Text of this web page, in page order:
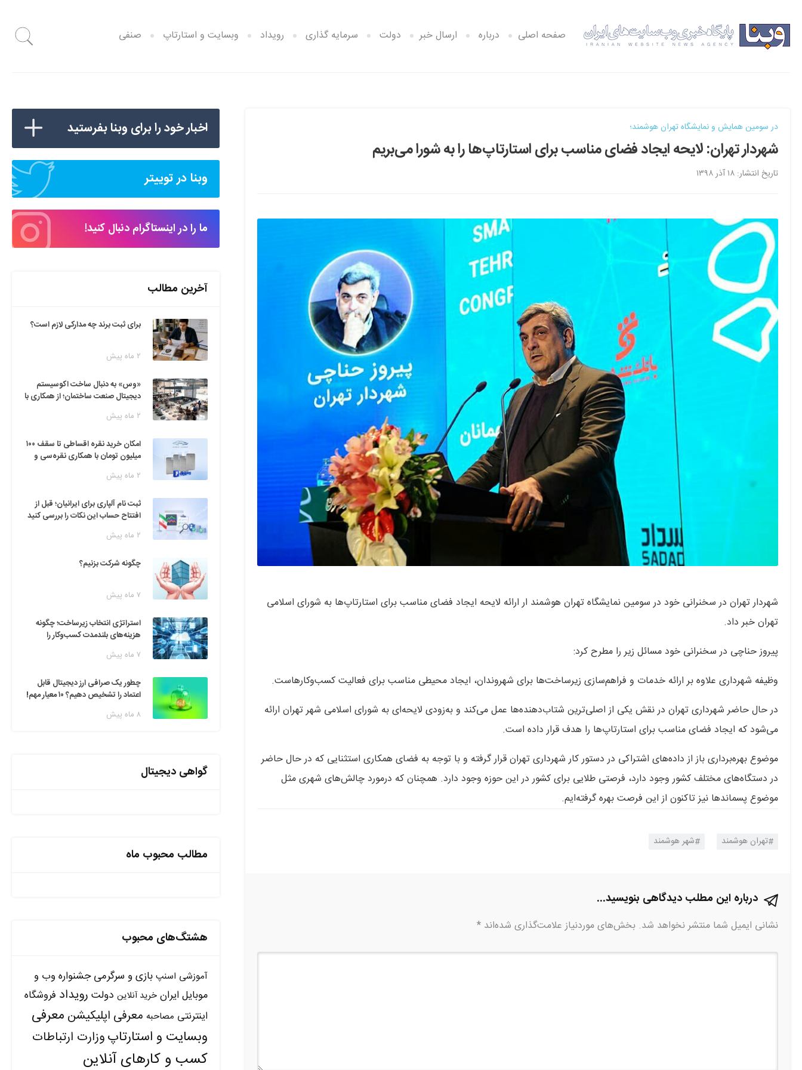
صفحه اصلی درباره ارسال خبر دولت سرمایه گذاری رویداد وبسایت و استارتاپ صنفی
در‌ سومین همایش و نمایشگاه تهران هوشمند؛
شهردار تهران: لایحه ایجاد فضای مناسب برای استارتاپ‌ها را به شورا می‌بریم
تاریخ انتشار: ۱۸ آذر ۱۳۹۸
شهردار تهران در سخنرانی خود در سومین نمایشگاه تهران هوشمند ار ارائه لایحه ایجاد فضای مناسب برای استارتاپ‌ها به شورا‌ی اسلامی
تهران خبر داد.
پیروز حناچی‌ در سخنرانی خود مسائل زیر را مطرح کرد:
وظیفه شهرداری علاوه‌ بر ارائه خدمات و فراهم‌سازی زیرساخت‌ها برای شهروندان، ایجاد محیطی مناسب برای فعالیت کسب‌وکارهاست.
در حال حاضر شهرداری تهران در نقش یکی از اصلی‌ترین شتاب‌دهنده‌ها عمل می‌کند و به‌زودی لایحه‌ای به شورای اسلامی شهر تهران ارائه
می‌شود که ایجاد فضای مناسب برای استارتاپ‌ها را هدف قرار داده است.
موضوع بهره‌برداری باز از داده‌‌های اشتراکی در دستور کار شهرداری تهران قرار گرفته و با توجه به فضای همکاری استثنایی که در حال حاضر
در دستگاه‌های مختلف کشور وجود دارد، فرصتی طلایی برای کشور در این حوزه وجود دارد. همچنان که درمورد چالش‌های شهری مثل
موضوع پسماندها نیز تاکنون از این فرصت بهره گرفته‌ایم.
تهران هوشمند شهر هوشمند
درباره این مطلب دیدگاهی بنویسید...
نشانی ایمیل شما منتشر نخواهد شد. بخش‌های موردنیاز علامت‌گذاری شده‌اند *
اخبار خود را برای وبنا بفرستید
وبنا در توییتر
ما را در اینستاگرام دنبال کنید!
آخرین مطالب
برای ثبت برند چه مدارکی لازم است؟
۲ ماه پیش
«وس» به دنبال ساخت اکوسیستم
دیجیتال صنعت ساختمان؛ از همکاری با
فناوری۲ ماه پیش
امکان خرید نقره اقساطی تا سقف ۱۰۰
میلیون تومان با همکاری نقره‌سی و
۲ ماه پیش
ثبت نام آلپاری برای ایرانیان؛ قبل از
افتتاح حساب این نکات را بررسی کنید
۲ ماه پیش
چگونه شرکت بزنیم؟
۷ ماه پیش
استراتژی انتخاب زیرساخت؛ چگونه
هزینه‌های بلندمدت کسب‌وکار را
۷ ماه پیش
چطور یک صرافی ارز دیجیتال قابل
اعتماد را تشخیص دهیم؟ ۱۰ معیار مهم!
۸ ماه پیش
گواهی دیجیتال
مطالب محبوب ماه
هشتگ‌های محبوب
آموزشی اسنپ بازی و سرگرمی جشنواره وب و
موبایل ایران خرید آنلاین دولت رویداد فروشگاه
اینترنتی مصاحبه معرفی اپلیکیشن معرفی
وبسایت و استارتاپوزارت ارتباطات
کسب و کارهای آنلاین